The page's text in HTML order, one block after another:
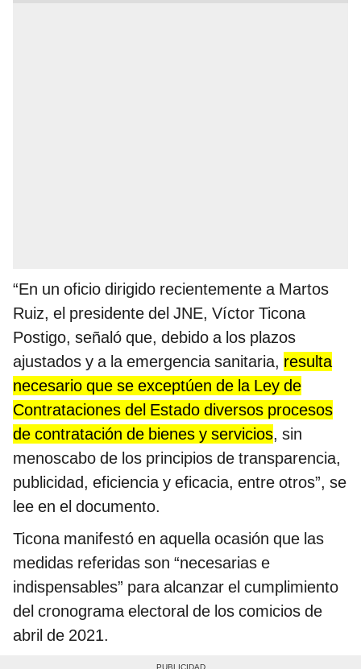
“En un oficio dirigido recientemente a Martos
Ruiz, el presidente del JNE, Víctor Ticona
Postigo, señaló que, debido a los plazos
ajustados y a la emergencia sanitaria, resulta
necesario que se exceptúen de la Ley de
Contrataciones del Estado diversos procesos
de contratación de bienes y servicios, sin
menoscabo de los principios de transparencia,
publicidad, eficiencia y eficacia, entre otros”, se
lee en el documento.
Ticona manifestó en aquella ocasión que las
medidas referidas son “necesarias e
indispensables” para alcanzar el cumplimiento
del cronograma electoral de los comicios de
abril de 2021.